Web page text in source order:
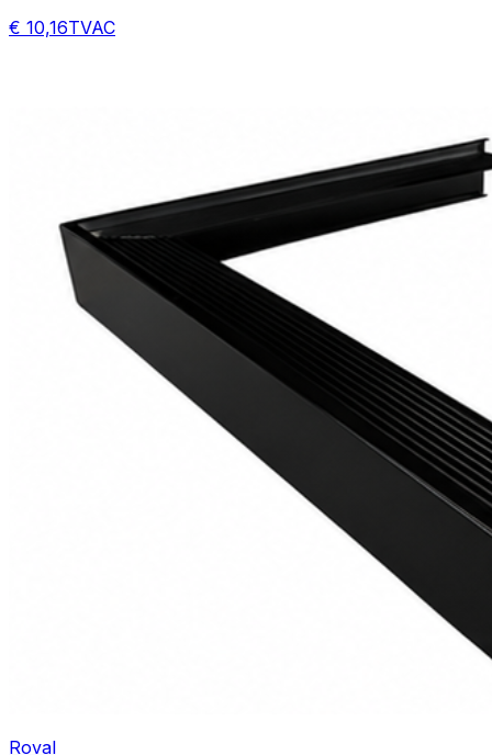
€ 10,16TVAC
Roval